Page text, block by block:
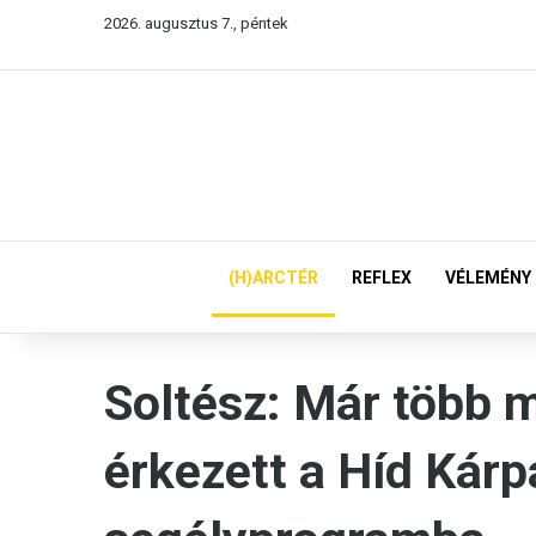
2026. augusztus 7., péntek
(H)ARCTÉR REFLEX VÉLEMÉNY
Soltész: Már több
érkezett a Híd